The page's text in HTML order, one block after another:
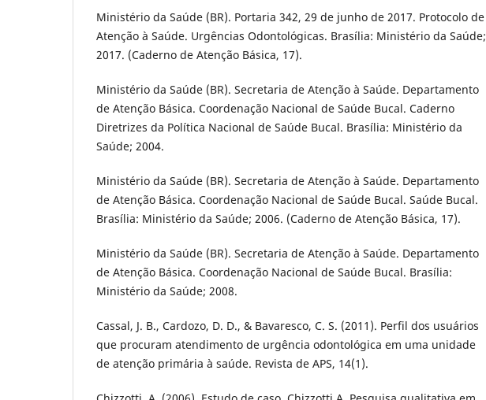
Ministério da Saúde (BR). Portaria 342, 29 de junho de 2017. Protocolo de
Atenção à Saúde. Urgências Odontológicas. Brasília: Ministério da Saúde;
2017. (Caderno de Atenção Básica, 17).
Ministério da Saúde (BR). Secretaria de Atenção à Saúde. Departamento
de Atenção Básica. Coordenação Nacional de Saúde Bucal. Caderno
Diretrizes da Política Nacional de Saúde Bucal. Brasília: Ministério da
Saúde; 2004.
Ministério da Saúde (BR). Secretaria de Atenção à Saúde. Departamento
de Atenção Básica. Coordenação Nacional de Saúde Bucal. Saúde Bucal.
Brasília: Ministério da Saúde; 2006. (Caderno de Atenção Básica, 17).
Ministério da Saúde (BR). Secretaria de Atenção à Saúde. Departamento
de Atenção Básica. Coordenação Nacional de Saúde Bucal. Brasília:
Ministério da Saúde; 2008.
Cassal, J. B., Cardozo, D. D., & Bavaresco, C. S. (2011). Perfil dos usuários
que procuram atendimento de urgência odontológica em uma unidade
de atenção primária à saúde. Revista de APS, 14(1).